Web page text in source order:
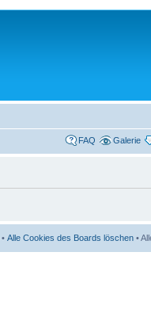
FAQ Galerie
• Alle Cookies des Boards löschen •